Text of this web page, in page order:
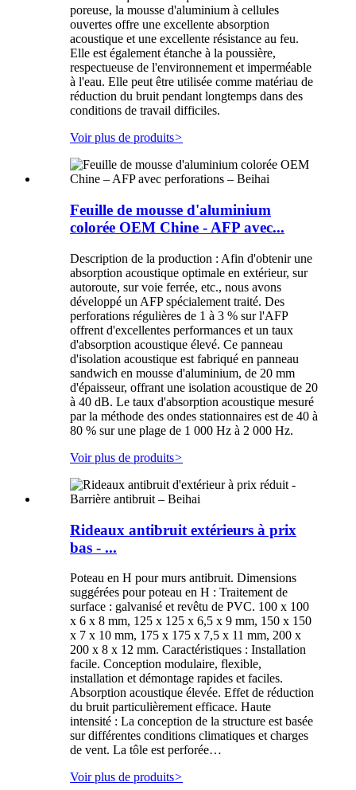
poreuse, la mousse d'aluminium à cellules
ouvertes offre une excellente absorption
acoustique et une excellente résistance au feu.
Elle est également étanche à la poussière,
respectueuse de l'environnement et imperméable
à l'eau. Elle peut être utilisée comme matériau de
réduction du bruit pendant longtemps dans des
conditions de travail difficiles.
Voir plus de produits>
Feuille de mousse d'aluminium
colorée OEM Chine - AFP avec...
Description de la production : Afin d'obtenir une
absorption acoustique optimale en extérieur, sur
autoroute, sur voie ferrée, etc., nous avons
développé un AFP spécialement traité. Des
perforations régulières de 1 à 3 % sur l'AFP
offrent d'excellentes performances et un taux
d'absorption acoustique élevé. Ce panneau
d'isolation acoustique est fabriqué en panneau
sandwich en mousse d'aluminium, de 20 mm
d'épaisseur, offrant une isolation acoustique de 20
à 40 dB. Le taux d'absorption acoustique mesuré
par la méthode des ondes stationnaires est de 40 à
80 % sur une plage de 1 000 Hz à 2 000 Hz.
Voir plus de produits>
Rideaux antibruit extérieurs à prix
bas - ...
Poteau en H pour murs antibruit. Dimensions
suggérées pour poteau en H : Traitement de
surface : galvanisé et revêtu de PVC. 100 x 100
x 6 x 8 mm, 125 x 125 x 6,5 x 9 mm, 150 x 150
x 7 x 10 mm, 175 x 175 x 7,5 x 11 mm, 200 x
200 x 8 x 12 mm. Caractéristiques : Installation
facile. Conception modulaire, flexible,
installation et démontage rapides et faciles.
Absorption acoustique élevée. Effet de réduction
du bruit particulièrement efficace. Haute
intensité : La conception de la structure est basée
sur différentes conditions climatiques et charges
de vent. La tôle est perforée…
Voir plus de produits>